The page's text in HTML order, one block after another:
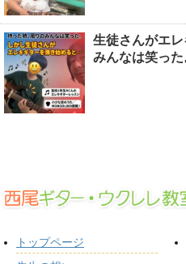
生徒さんがエ
みんなは笑っ
トップページ